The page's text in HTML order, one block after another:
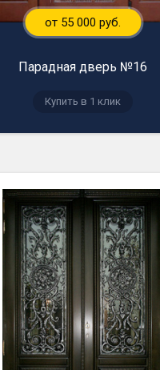
от 55 000 руб.
Парадная дверь №16
Купить в 1 клик